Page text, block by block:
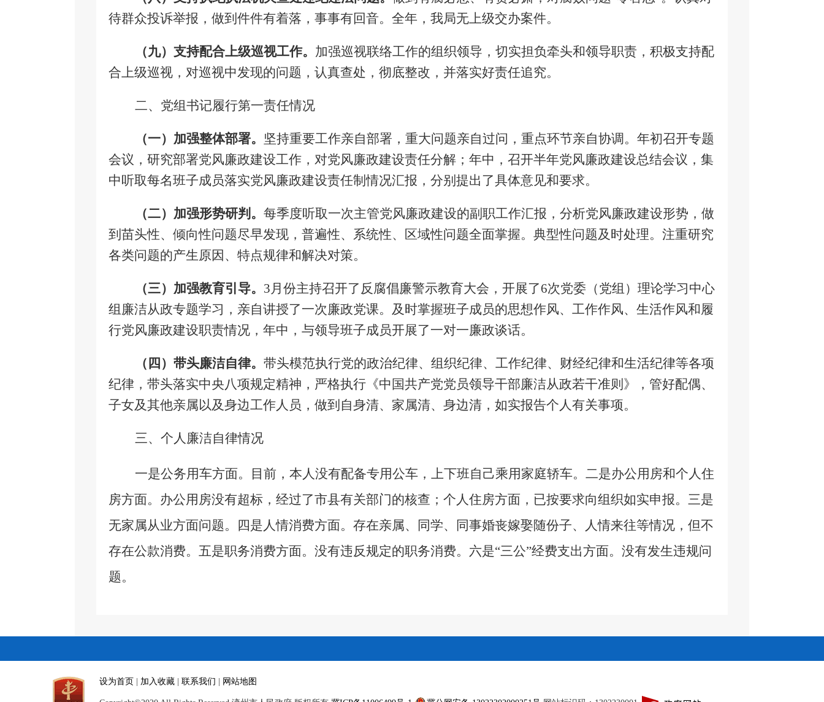
待群众投诉举报，做到件件有着落，事事有回音。全年，我局无上级交办案件。
（九）支持配合上级巡视工作。 加强巡视联络工作的组织领导，切实担负牵头和领导职责，积极支持配
合上级巡视，对巡视中发现的问题，认真查处，彻底整改，并落实好责任追究。
二、党组书记履行第一责任情况
（一）加强整体部署。 坚持重要工作亲自部署，重大问题亲自过问，重点环节亲自协调。年初召开专题
会议，研究部署党风廉政建设工作，对党风廉政建设责任分解；年中，召开半年党风廉政建设总结会议，集
中听取每名班子成员落实党风廉政建设责任制情况汇报，分别提出了具体意见和要求。
（二）加强形势研判。 每季度听取一次主管党风廉政建设的副职工作汇报，分析党风廉政建设形势，做
到苗头性、倾向性问题尽早发现，普遍性、系统性、区域性问题全面掌握。典型性问题及时处理。注重研究
各类问题的产生原因、特点规律和解决对策。
（三）加强教育引导。 3月份主持召开了反腐倡廉警示教育大会，开展了6次党委（党组）理论学习中心
组廉洁从政专题学习，亲自讲授了一次廉政党课。及时掌握班子成员的思想作风、工作作风、生活作风和履
行党风廉政建设职责情况，年中，与领导班子成员开展了一对一廉政谈话。
（四）带头廉洁自律。 带头模范执行党的政治纪律、组织纪律、工作纪律、财经纪律和生活纪律等各项
纪律，带头落实中央八项规定精神，严格执行《中国共产党党员领导干部廉洁从政若干准则》，管好配偶、
子女及其他亲属以及身边工作人员，做到自身清、家属清、身边清，如实报告个人有关事项。
三、个人廉洁自律情况
一是公务用车方面。目前，本人没有配备专用公车，上下班自己乘用家庭轿车。二是办公用房和个人住
房方面。办公用房没有超标，经过了市县有关部门的核查；个人住房方面，已按要求向组织如实申报。三是
无家属从业方面问题。四是人情消费方面。存在亲属、同学、同事婚丧嫁娶随份子、人情来往等情况，但不
存在公款消费。五是职务消费方面。没有违反规定的职务消费。六是“三公”经费支出方面。没有发生违规问
题。
设为首页 加入收藏 联系我们 网站地图